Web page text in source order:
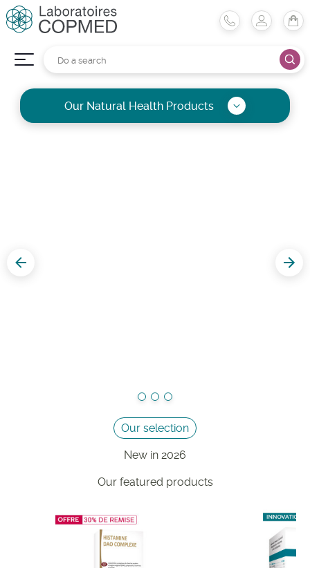
Our Natural Health Products
Our selection
New in 2026
Our featured products